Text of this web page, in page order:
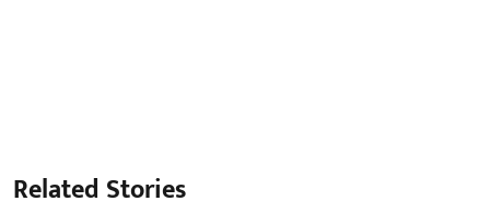
Related Stories